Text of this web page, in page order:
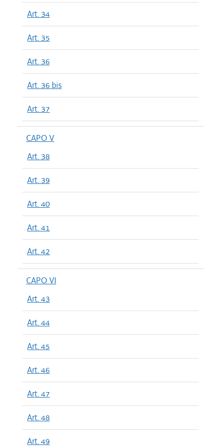
Art. 34
Art. 35
Art. 36
Art. 36 bis
Art. 37
CAPO V
Art. 38
Art. 39
Art. 40
Art. 41
Art. 42
CAPO VI
Art. 43
Art. 44
Art. 45
Art. 46
Art. 47
Art. 48
Art. 49